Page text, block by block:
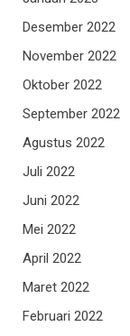
Desember 2022
November 2022
Oktober 2022
September 2022
Agustus 2022
Juli 2022
Juni 2022
Mei 2022
April 2022
Maret 2022
Februari 2022